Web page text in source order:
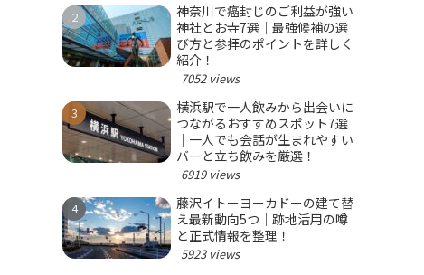
神奈川で癌封じのご利益が強い
神社とお寺7選｜最強候補の選
び方と参拝のポイントを詳しく
紹介！
7052 views
横浜駅で一人飲みから出会いに
つながるおすすめスポット7選
｜一人でも会話が生まれやすい
バーと立ち飲みを厳選！
6919 views
藤沢イトーヨーカドーの建て替
え最新動向5つ｜跡地活用の噂
と正式情報を整理！
5923 views